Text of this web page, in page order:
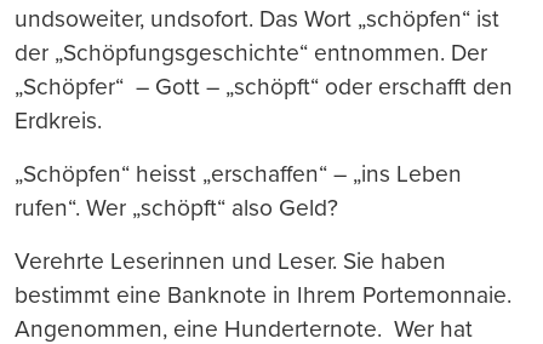
undsoweiter, undsofort. Das Wort „schöpfen“ ist
der „Schöpfungsgeschichte“ entnommen. Der
„Schöpfer“ – Gott – „schöpft“ oder erschafft den
Erdkreis.
„Schöpfen“ heisst „erschaffen“ – „ins Leben
rufen“. Wer „schöpft“ also Geld?
Verehrte Leserinnen und Leser. Sie haben
bestimmt eine Banknote in Ihrem Portemonnaie.
Angenommen, eine Hunderternote. Wer hat